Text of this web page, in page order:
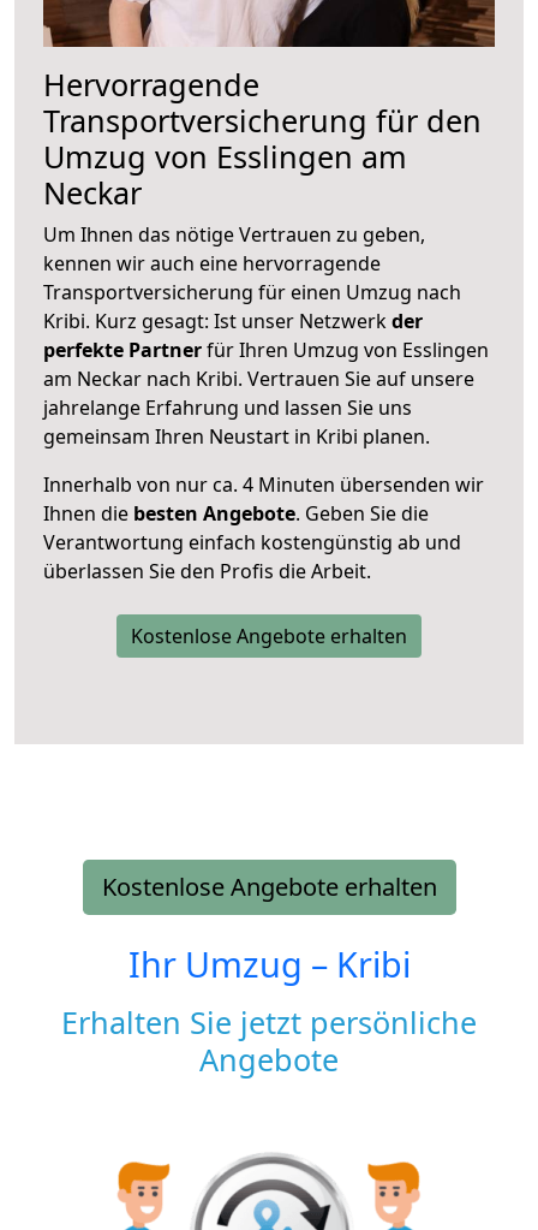
Hervorragende
Transportversicherung für den
Umzug von Esslingen am
Neckar
Um Ihnen das nötige Vertrauen zu geben,
kennen wir auch eine hervorragende
Transportversicherung für einen Umzug nach
Kribi. Kurz gesagt: Ist unser Netzwerkder
perfekte Partnerfür Ihren Umzug von Esslingen
am Neckar nach Kribi. Vertrauen Sie auf unsere
jahrelange Erfahrung und lassen Sie uns
gemeinsam Ihren Neustart in Kribi planen.
Innerhalb von nur ca. 4 Minuten übersenden wir
Ihnen die besten Angebote. Geben Sie die
Verantwortung einfach kostengünstig ab und
überlassen Sie den Profis die Arbeit.
Kostenlose Angebote erhalten
Kostenlose Angebote erhalten
Ihr Umzug – Kribi
Erhalten Sie jetzt persönliche
Angebote